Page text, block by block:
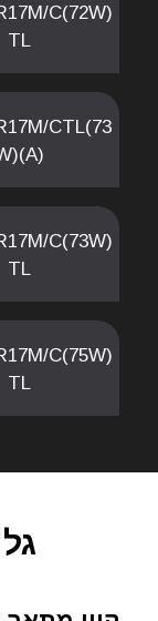
C(72W)
TL
CTL(73
C(73W)
TL
C(75W)
TL